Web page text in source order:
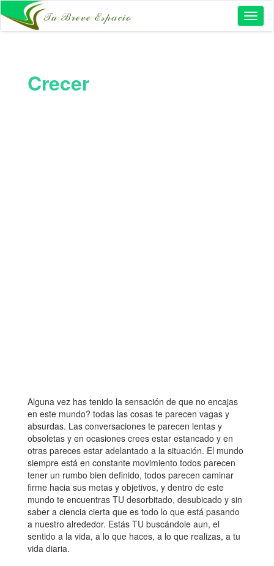
Crecer
Alguna vez has tenido la sensación de que no encajas
en este mundo? todas las cosas te parecen vagas y
absurdas. Las conversaciones te parecen lentas y
obsoletas y en ocasiones crees estar estancado y en
otras pareces estar adelantado a la situación. El mundo
siempre está en constante movimiento todos parecen
tener un rumbo bien definido, todos parecen caminar
firme hacia sus metas y objetivos, y dentro de este
mundo te encuentras TU desorbitado, desubicado y sin
saber a ciencia cierta que es todo lo que está pasando
a nuestro alrededor. Estás TU buscándole aun, el
sentido a la vida, a lo que haces, a lo que realizas, a tu
vida diaria.